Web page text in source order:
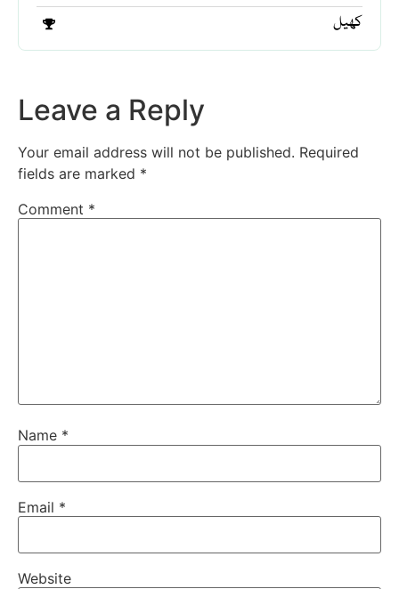
کھیل
Leave a Reply
Your email address will not be published. Required
fields are marked *
Comment *
Name *
Email *
Website